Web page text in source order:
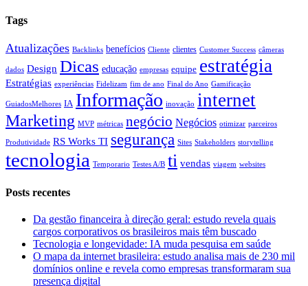
Tags
Atualizações Backlinks benefícios Cliente clientes Customer Success câmeras
dados Design Dicas educação empresas equipe estratégia
Estratégias experiências Fidelizam fim de ano Final do Ano Gamificação
GuiadosMelhores IA Informação inovação internet
Marketing MVP métricas negócio Negócios otimizar parceiros
Produtividade RS Works TI segurança Sites Stakeholders storytelling
tecnologia Temporario Testes A/B ti vendas viagem websites
Posts recentes
Da gestão financeira à direção geral: estudo revela quais
cargos corporativos os brasileiros mais têm buscado
Tecnologia e longevidade: IA muda pesquisa em saúde
O mapa da internet brasileira: estudo analisa mais de 230 mil
domínios online e revela como empresas transformaram sua
presença digital